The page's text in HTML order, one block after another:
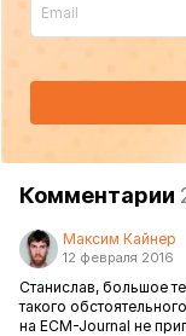
Комментарии
Максим Кайнер
12 февраля 2016
Станислав, большое
такого
на ECM-Journal не